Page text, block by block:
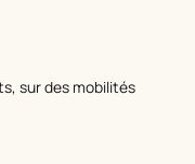
sur des mobilités